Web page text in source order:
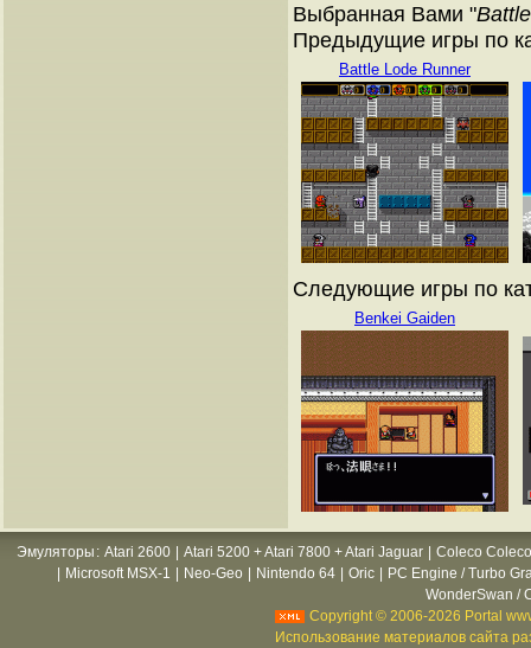
Выбранная Вами "
Предыдущие игры по
Battle Lode Runner
Следующие игры по
Benkei Gaiden
Эмуляторы : Atari 2600 Atari 5200 + Atari 7800 + Atari Jaguar
Coleco
Microsoft MSX-1 Neo-Geo Nintendo 64 Oric
PC Engine / Turbo
WonderSwan /
Copyright © 2006-2026 Portal
Использование материалов сайта